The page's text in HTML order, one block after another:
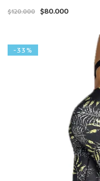
$120.000 $80.000
-33%